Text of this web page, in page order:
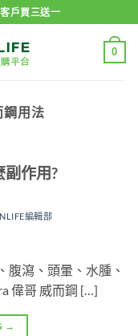
戶買三送一
0
鋼用法
作用?
編輯部
腹瀉、頭暈、水腫、
偉哥 威而鋼 […]
→